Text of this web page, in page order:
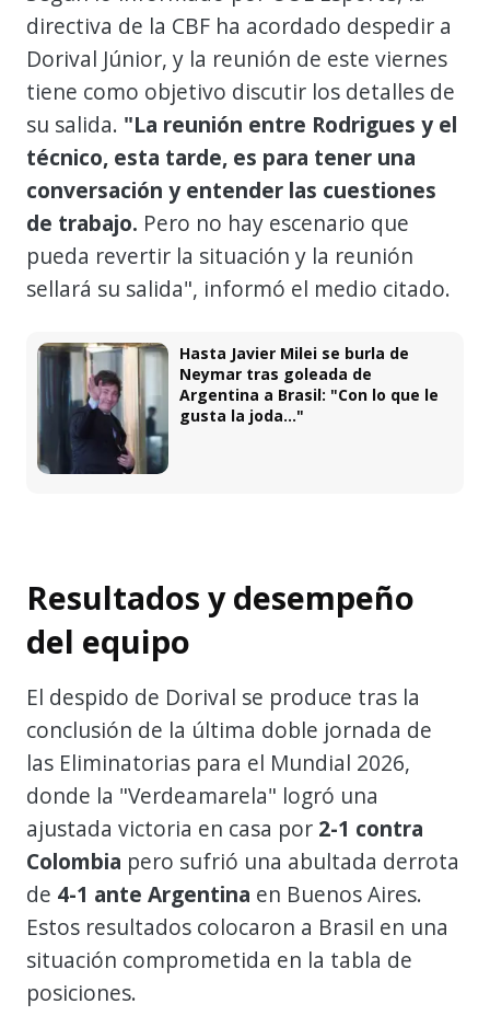
directiva de la CBF ha acordado despedir a
Dorival Júnior, y la reunión de este viernes
tiene como objetivo discutir los detalles de
su salida. "La reunión entre Rodrigues y el
técnico, esta tarde, es para tener una
conversación y entender las cuestiones
de trabajo. Pero no hay escenario que
pueda revertir la situación y la reunión
sellará su salida", informó el medio citado.
Hasta Javier Milei se burla de
Neymar tras goleada de
Argentina a Brasil: "Con lo que le
gusta la joda..."
Resultados y desempeño
del equipo
El despido de Dorival se produce tras la
conclusión de la última doble jornada de
las Eliminatorias para el Mundial 2026,
donde la "Verdeamarela" logró una
ajustada victoria en casa por 2-1 contra
Colombia pero sufrió una abultada derrota
de 4-1 ante Argentina en Buenos Aires.
Estos resultados colocaron a Brasil en una
situación comprometida en la tabla de
posiciones.